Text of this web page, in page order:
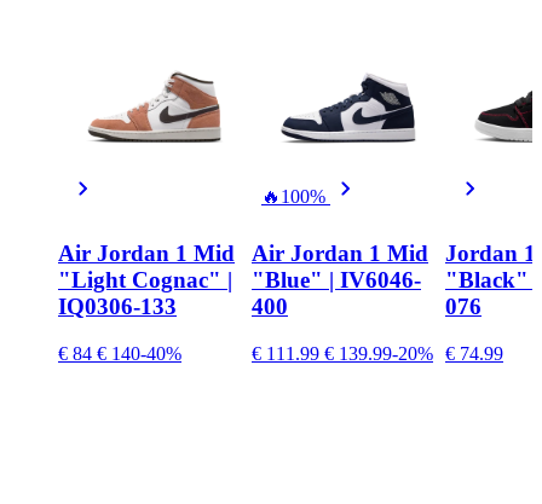
Air Jordan 1 Mid
"Light Cognac" |
IQ0306-133
€ 84 € 140-40%
🔥 100%
Air Jordan 1 Mid
"Blue" | IV6046-
400
€ 111.99 € 139.99-20%
Jordan
"Black" |
076
€ 74.99